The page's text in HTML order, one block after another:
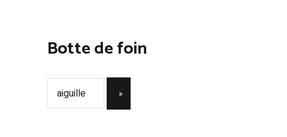
Botte de foin